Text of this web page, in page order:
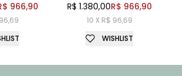
966,90 R$ 1.380,00R$ 966,90
10 X R$ 96,69
WISHLIST